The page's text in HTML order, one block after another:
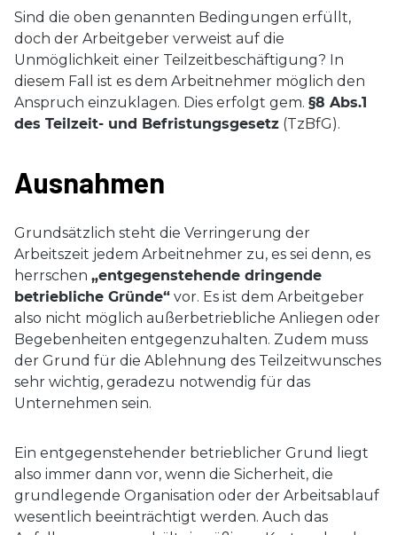
Sind die oben genannten Bedingungen erfüllt,
doch der Arbeitgeber verweist auf die
Unmöglichkeit einer Teilzeitbeschäftigung? In
diesem Fall ist es dem Arbeitnehmer möglich den
Anspruch einzuklagen. Dies erfolgt gem. §8 Abs.1
des Teilzeit- und Befristungsgesetz (TzBfG).
Ausnahmen
Grundsätzlich steht die Verringerung der
Arbeitszeit jedem Arbeitnehmer zu, es sei denn, es
herrschen „entgegenstehende dringende
betriebliche Gründe“ vor. Es ist dem Arbeitgeber
also nicht möglich außerbetriebliche Anliegen oder
Begebenheiten entgegenzuhalten. Zudem muss
der Grund für die Ablehnung des Teilzeitwunsches
sehr wichtig, geradezu notwendig für das
Unternehmen sein.
Ein entgegenstehender betrieblicher Grund liegt
also immer dann vor, wenn die Sicherheit, die
grundlegende Organisation oder der Arbeitsablauf
wesentlich beeinträchtigt werden. Auch das